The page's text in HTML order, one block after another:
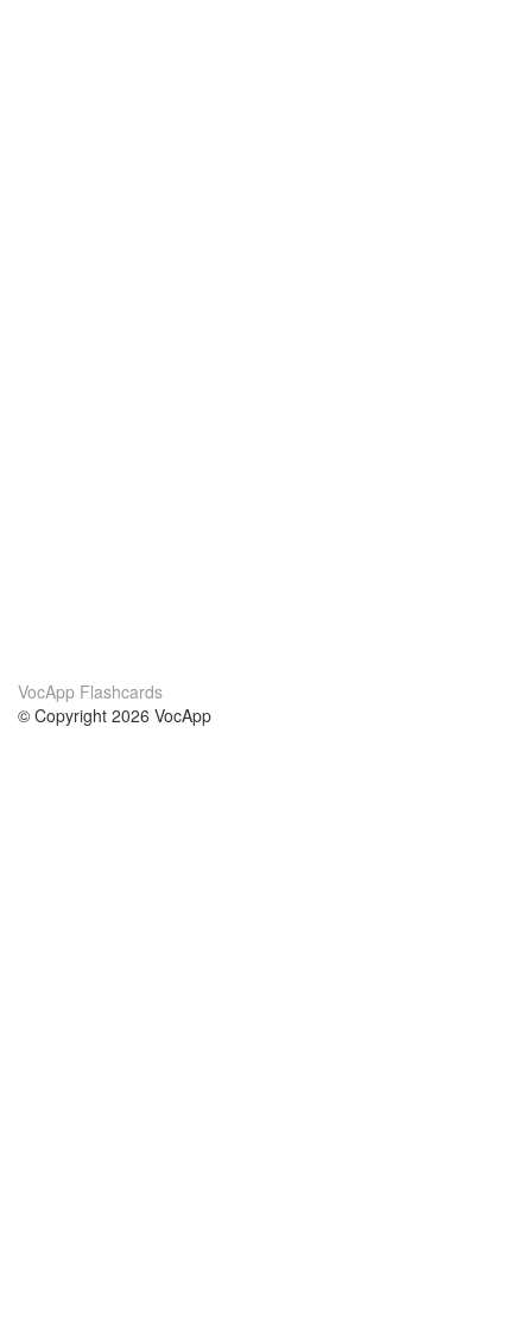
VocApp Flashcards
© Copyright 2026 VocApp